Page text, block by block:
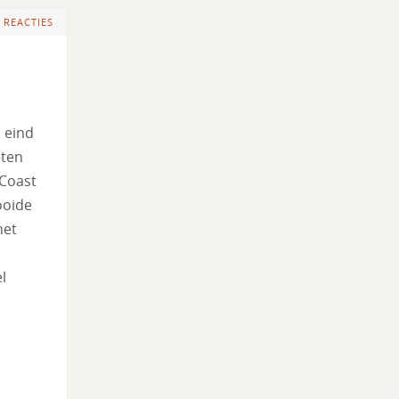
REACTIES
eind